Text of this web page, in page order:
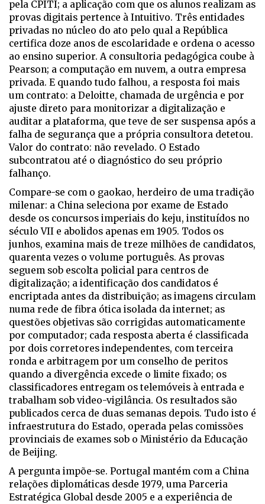
pela CPITI; a aplicação com que os alunos realizam as
provas digitais pertence à Intuitivo. Três entidades
privadas no núcleo do ato pelo qual a República
certifica doze anos de escolaridade e ordena o acesso
ao ensino superior. A consultoria pedagógica coube à
Pearson; a computação em nuvem, a outra empresa
privada. E quando tudo falhou, a resposta foi mais
um contrato: a Deloitte, chamada de urgência e por
ajuste direto para monitorizar a digitalização e
auditar a plataforma, que teve de ser suspensa após a
falha de segurança que a própria consultora detetou.
Valor do contrato: não revelado. O Estado
subcontratou até o diagnóstico do seu próprio
falhanço.
Compare-se com o gaokao, herdeiro de uma tradição
milenar: a China seleciona por exame de Estado
desde os concursos imperiais do keju, instituídos no
século VII e abolidos apenas em 1905. Todos os
junhos, examina mais de treze milhões de candidatos,
quarenta vezes o volume português. As provas
seguem sob escolta policial para centros de
digitalização; a identificação dos candidatos é
encriptada antes da distribuição; as imagens circulam
numa rede de fibra ótica isolada da internet; as
questões objetivas são corrigidas automaticamente
por computador; cada resposta aberta é classificada
por dois corretores independentes, com terceira
ronda e arbitragem por um conselho de peritos
quando a divergência excede o limite fixado; os
classificadores entregam os telemóveis à entrada e
trabalham sob video-vigilância. Os resultados são
publicados cerca de duas semanas depois. Tudo isto é
infraestrutura do Estado, operada pelas comissões
provinciais de exames sob o Ministério da Educação
de Beijing.
A pergunta impõe-se. Portugal mantém com a China
relações diplomáticas desde 1979, uma Parceria
Estratégica Global desde 2005 e a experiência de